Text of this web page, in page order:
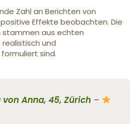
Zahl an Berichten von
Effekte beobachten. Die
aus echten
realistisch und
sind.
Anna, 45, Zürich –